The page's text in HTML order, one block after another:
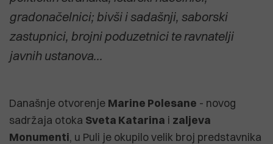
gradonačelnici; bivši i sadašnji, saborski
zastupnici, brojni poduzetnici te ravnatelji
javnih ustanova...
Današnje otvorenje Marine Polesane - novog
sadržaja otoka Sveta Katarina i zaljeva
Monumenti, u Puli je okupilo velik broj predstavnika